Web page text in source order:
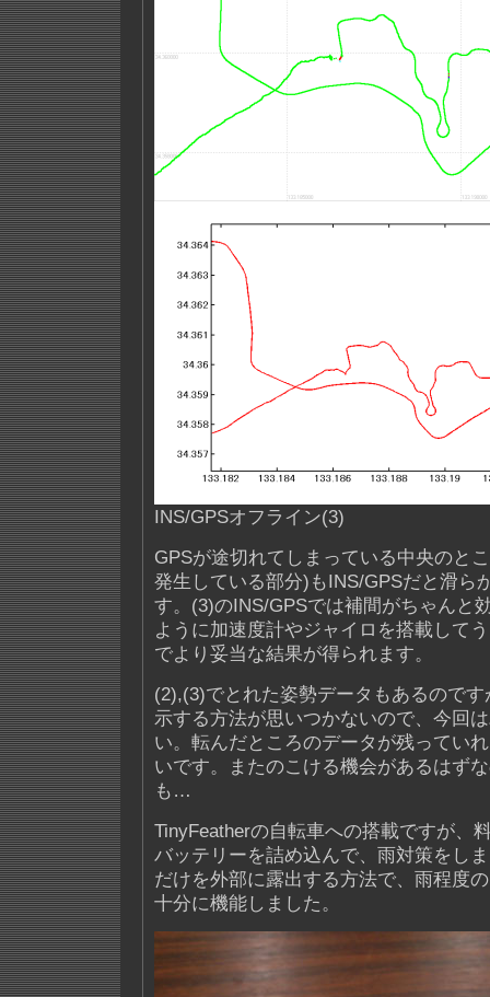
INS/GPSオフライン(3)
GPSが途切れてしまっている中央のと
発生している部分)もINS/GPSだと滑ら
す。(3)のINS/GPSでは補間がちゃんと
ように加速度計やジャイロを搭載して
でより妥当な結果が得られます。
(2),(3)でとれた姿勢データもあるので
示する方法が思いつかないので、今回
い。転んだところのデータが残ってい
いです。またのこける機会があるはず
も…
TinyFeatherの自転車への搭載ですが、
バッテリーを詰め込んで、雨対策をし
だけを外部に露出する方法で、雨程度
十分に機能しました。